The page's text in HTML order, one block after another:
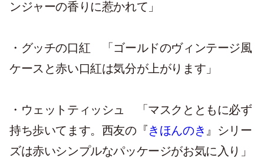
ンジャーの香りに惹かれて」
・グッチの口紅 「ゴールドのヴィンテージ風
ケースと赤い口紅は気分が上がります」
・ ウェットティッシュ
「マスクとともに必ず
持ち歩いてます。西友の『きほんのき 』シリー
ズは赤いシンプルなパッケージがお気に入り」